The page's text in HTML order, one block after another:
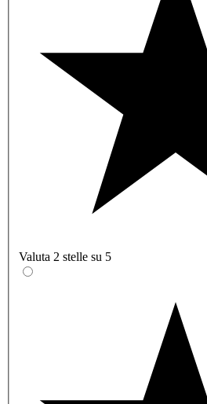
Valuta 2 stelle su 5